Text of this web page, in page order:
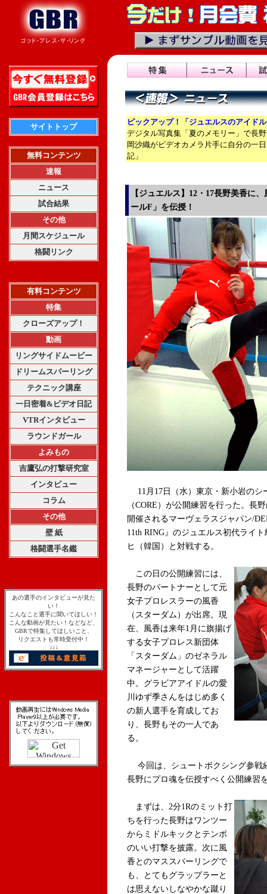
サイトトップ
無料コンテンツ
速報
ニュース
試合結果
その他
月間スケジュール
格闘リンク
有料コンテンツ
特集
クローズアップ！
動画
リングサイドムービー
ドリームスパーリング
テクニック講座
一日密着&ビデオ日記
VTRインタビュー
ラウンドガール
よみもの
吉鷹弘の打撃研究室
インタビュー
コラム
その他
壁 紙
格闘選手名鑑
あの選手のインタビューが見た
い！
こんなこと選手に聞いてほしい！
こんな動画が見たい！などなど、
GBRで特集してほしいこと、
リクエストも常時受付中！
↓↓↓
ピックアップ！「ジュエルスのアイド
デジタル写真集「夏のメモリー」で長
岡沙織がビデオカメラ片手に自分の一
記」
【ジュエルス】12・17長野美香に
ールF」を伝授！
11月17日（水）東京・新小岩のシ
（CORE）が公開練習を行った。長
開催されるマーヴェラスジャパン/
11th RING』のジュエルス初代ライ
ヒ（韓国）と対戦する。
この日の公開練習には、
長野のパートナーとして元
女子プロレスラーの風香
（スターダム）が出席。現
在、風香は来年1月に旗揚げ
する女子プロレス新団体
「スターダム」のゼネラル
マネージャーとして活躍
中。グラビアアイドルの愛
川ゆず季さんをはじめ多く
の新人選手を育成してお
り、長野もその一人であ
る。
今回は、シュートボクシング参戦
長野にプロ魂を伝授すべく公開練習
まずは、2分1Rのミット打
ちを行った長野はワンツー
からミドルキックとテンポ
のいい打撃を披露。次に風
香とのマススパーリングで
も、とてもグラップラーと
は思えないしなやかな蹴り